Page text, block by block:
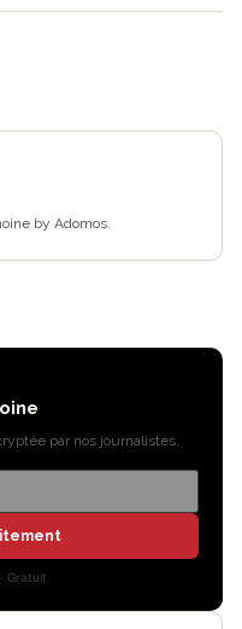
by Adomos.
par nos journalistes.
Gratuit